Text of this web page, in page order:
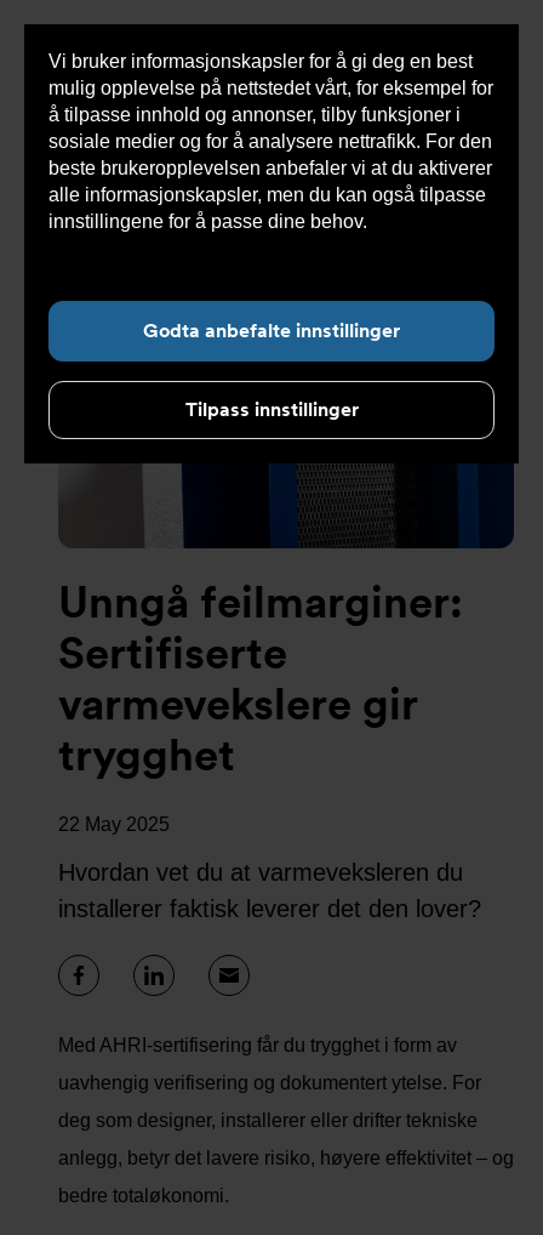
Vi bruker informasjonskapsler for å gi deg en best
mulig opplevelse på nettstedet vårt, for eksempel for
å tilpasse innhold og annonser, tilby funksjoner i
sosiale medier og for å analysere nettrafikk. For den
beste brukeropplevelsen anbefaler vi at du aktiverer
alle informasjonskapsler, men du kan også tilpasse
innstillingene for å passe dine behov.
Godta anbefalte innstillinger
Tilpass innstillinger
Du
her:
Armatec > Nyheter > Nyhetsarkiv >
Unngå
feilmarginer: Sertifiserte varmevekslere gir trygghet
Unngå feilmarginer:
Sertifiserte
varmevekslere gir
trygghet
22 May 2025
Hvordan vet du at varmeveksleren du
installerer faktisk leverer det den lover?
Med AHRI-sertifisering får du trygghet i form av
uavhengig verifisering og dokumentert ytelse. For
deg som designer, installerer eller drifter tekniske
anlegg, betyr det lavere risiko, høyere effektivitet – og
bedre totaløkonomi.